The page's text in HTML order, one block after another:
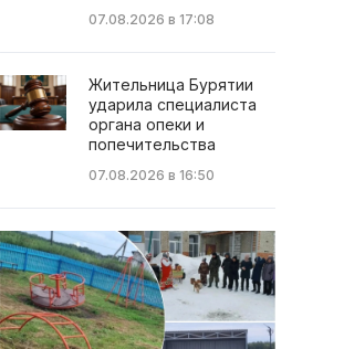
07.08.2026 в 17:08
Жительница Бурятии
ударила специалиста
органа опеки и
попечительства
07.08.2026 в 16:50